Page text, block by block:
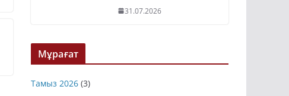
31.07.2026
Мұрағат
Тамыз 2026 (3)